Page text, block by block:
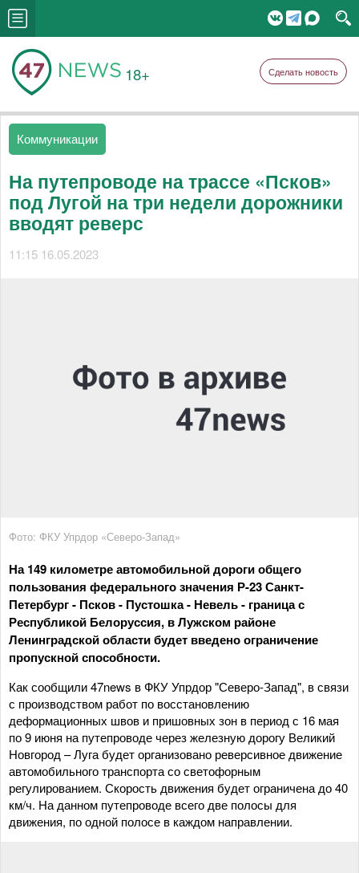
18+ Сделать новость
Коммуникации
На путепроводе на трассе «Псков»
под Лугой на три недели дорожники
вводят реверс
11:15 16.05.2023
Фото: ФКУ Упрдор «Северо-Запад»
На 149 километре автомобильной дороги общего
пользования федерального значения Р-23 Санкт-
Петербург - Псков - Пустошка - Невель - граница с
Республикой Белоруссия, в Лужском районе
Ленинградской области будет введено ограничение
пропускной способности.
Как сообщили 47news в ФКУ Упрдор "Северо-Запад", в связи
с производством работ по восстановлению
деформационных швов и пришовных зон в период с 16 мая
по 9 июня на путепроводе через железную дорогу Великий
Новгород – Луга будет организовано реверсивное движение
автомобильного транспорта со светофорным
регулированием. Скорость движения будет ограничена до 40
км/ч. На данном путепроводе всего две полосы для
движения, по одной полосе в каждом направлении.